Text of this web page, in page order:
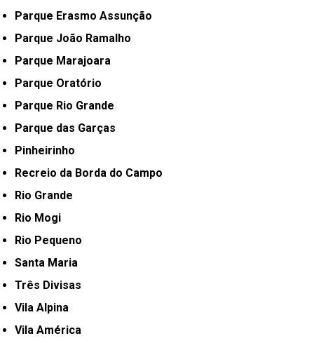
Parque Erasmo Assunção
Parque João Ramalho
Parque Marajoara
Parque Oratório
Parque Rio Grande
Parque das Garças
Pinheirinho
Recreio da Borda do Campo
Rio Grande
Rio Mogi
Rio Pequeno
Santa Maria
Três Divisas
Vila Alpina
Vila América